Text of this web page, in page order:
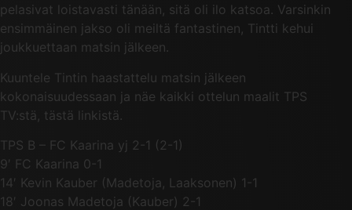
pelasivat loistavasti tänään, sitä oli ilo katsoa. Varsinkin
ensimmäinen jakso oli meiltä fantastinen, Tintti kehui
joukkuettaan matsin jälkeen.
Kuuntele Tintin haastattelu matsin jälkeen
kokonaisuudessaan ja näe kaikki ottelun maalit TPS
TV:stä, tästä linkistä.
TPS B – FC Kaarina yj 2-1 (2-1)
9′ FC Kaarina 0-1
14′ Kevin Kauber (Madetoja, Laaksonen) 1-1
18′ Joonas Madetoja (Kauber) 2-1